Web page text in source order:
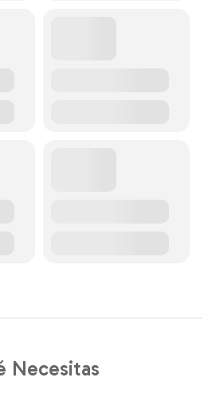
Necesitas